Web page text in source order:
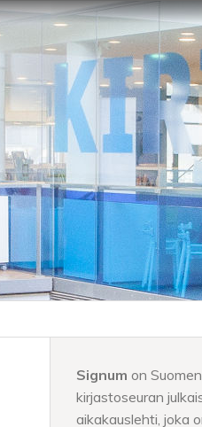
Signum on
kirjastoseuran
aikakauslehti, joka